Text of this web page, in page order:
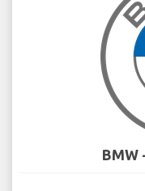
BMW